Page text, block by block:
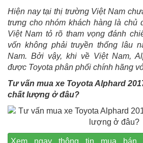
Hiện nay tại thị trường Việt Nam
trưng cho nhóm khách hàng là chủ
Việt Nam tỏ rõ tham vọng đánh
vốn không phải truyền thống lâu
Nam. Bởi vậy, khi về Việt Nam,
được Toyota phân phối chính hãng
Tư vấn mua xe Toyota Alphard
chất lượng ở đâu?
Xem ngay thông tin mua bán